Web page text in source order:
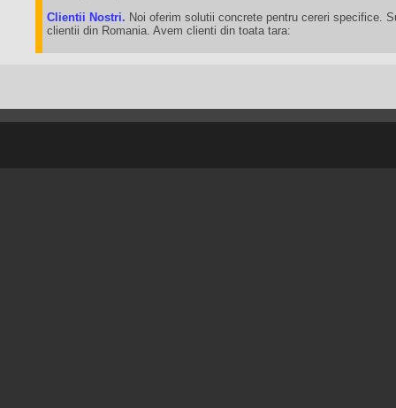
Clientii Nostri. Noi oferim solutii concrete pentru cereri specifice.
clientii din Romania. Avem clienti din toata tara: